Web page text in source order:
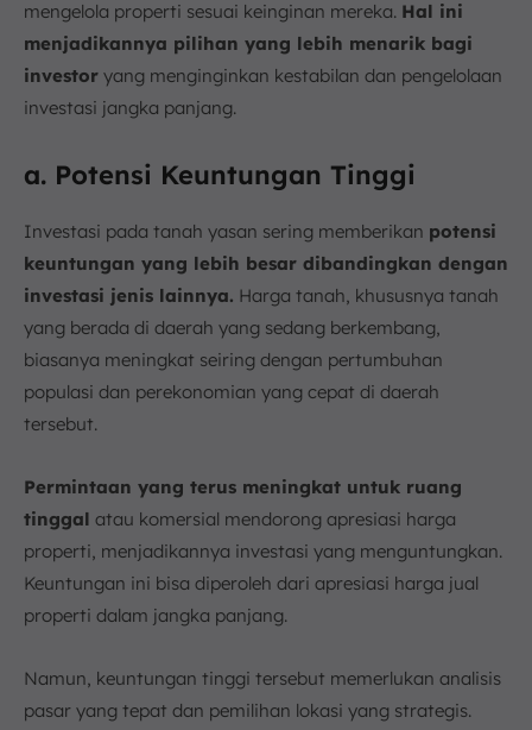
mengelola properti sesuai keinginan mereka. Hal ini
menjadikannya pilihan yang lebih menarik bagi
investor yang menginginkan kestabilan dan pengelolaan
investasi jangka panjang.
a. Potensi Keuntungan Tinggi
Investasi pada tanah yasan sering memberikan potensi
keuntungan yang lebih besar dibandingkan dengan
investasi jenis lainnya. Harga tanah, khususnya tanah
yang berada di daerah yang sedang berkembang,
biasanya meningkat seiring dengan pertumbuhan
populasi dan perekonomian yang cepat di daerah
tersebut.
Permintaan yang terus meningkat untuk ruang
tinggal atau komersial mendorong apresiasi harga
properti, menjadikannya investasi yang menguntungkan.
Keuntungan ini bisa diperoleh dari apresiasi harga jual
properti dalam jangka panjang.
Namun, keuntungan tinggi tersebut memerlukan analisis
pasar yang tepat dan pemilihan lokasi yang strategis.